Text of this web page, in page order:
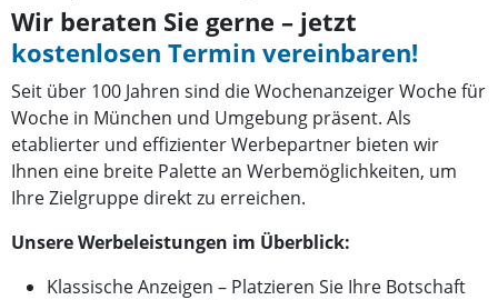
Wir beraten Sie gerne – jetzt
kostenlosen Termin vereinbaren!
Seit über 100 Jahren sind die Wochenanzeiger Woche für
Woche in München und Umgebung präsent. Als
etablierter und effizienter Werbepartner bieten wir
Ihnen eine breite Palette an Werbemöglichkeiten, um
Ihre Zielgruppe direkt zu erreichen.
Unsere Werbeleistungen im Überblick:
Klassische Anzeigen – Platzieren Sie Ihre Botschaft